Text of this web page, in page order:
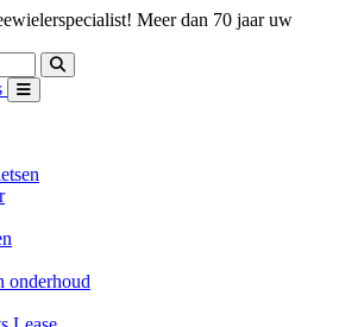
Meer dan 70 jaar uw
onderhoud